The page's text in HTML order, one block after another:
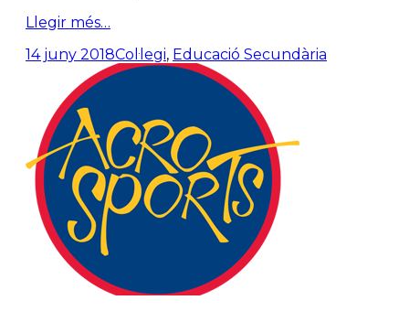
Llegir més…
14 juny 2018Col·legi, Educació Secundària